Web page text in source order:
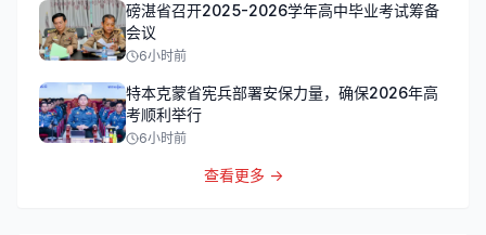
磅湛省召开2025-2026学年高中毕业考试筹备
会议
6小时前
特本克蒙省宪兵部署安保力量，确保2026年高
考顺利举行
6小时前
查看更多 →